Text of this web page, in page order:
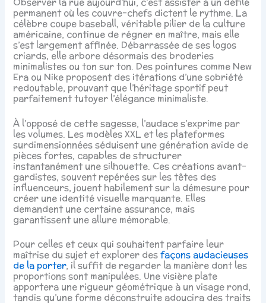
permanent où les couvre-chefs dictent le rythme. La
célèbre coupe baseball, véritable pilier de la culture
américaine, continue de régner en maître, mais elle
s’est largement affinée. Débarrassée de ses logos
criards, elle arbore désormais des broderies
minimalistes ou ton sur ton. Des pointures comme New
Era ou Nike proposent des itérations d’une sobriété
redoutable, prouvant que l’héritage sportif peut
parfaitement tutoyer l’élégance minimaliste.
À l’opposé de cette sagesse, l’audace s’exprime par
les volumes. Les modèles XXL et les plateformes
surdimensionnées séduisent une génération avide de
pièces fortes, capables de structurer
instantanément une silhouette. Ces créations avant-
gardistes, souvent repérées sur les têtes des
influenceurs, jouent habilement sur la démesure pour
créer une identité visuelle marquante. Elles
demandent une certaine assurance, mais
garantissent une allure mémorable.
Pour celles et ceux qui souhaitent parfaire leur
maîtrise du sujet et explorer desfaçons audacieuses
de la porter, il suffit de regarder la manière dont les
proportions sont manipulées. Une visière plate
apportera une rigueur géométrique à un visage rond,
tandis qu’une forme déconstruite adoucira des traits